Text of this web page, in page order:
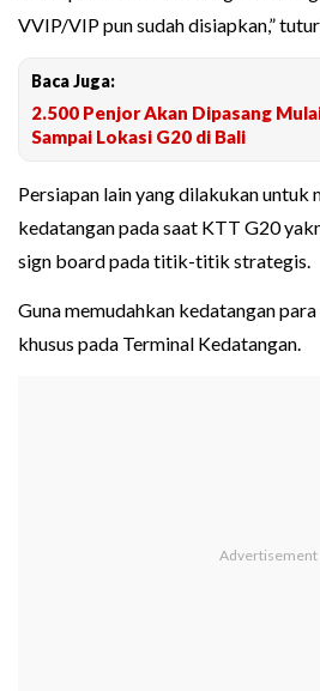
VVIP/VIP pun sudah disiapkan,”
Baca Juga:
2.500 Penjor Akan Dipasang
Sampai Lokasi G20 di Bali
Persiapan lain yang dilakukan untuk
kedatangan pada saat KTT G20
sign board pada titik-titik strategis.
Guna memudahkan kedatangan
khusus pada Terminal Kedatangan.